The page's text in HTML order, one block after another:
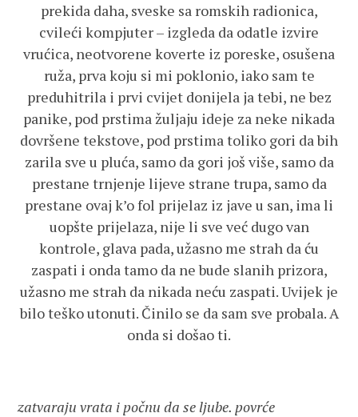
prekida daha, sveske sa romskih radionica,
cvileći kompjuter – izgleda da odatle izvire
vrućica, neotvorene koverte iz poreske, osušena
ruža, prva koju si mi poklonio, iako sam te
preduhitrila i prvi cvijet donijela ja tebi, ne bez
panike, pod prstima žuljaju ideje za neke nikada
dovršene tekstove, pod prstima toliko gori da bih
zarila sve u pluća, samo da gori još više, samo da
prestane trnjenje lijeve strane trupa, samo da
prestane ovaj k’o fol prijelaz iz jave u san, ima li
uopšte prijelaza, nije li sve već dugo van
kontrole, glava pada, užasno me strah da ću
zaspati i onda tamo da ne bude slanih prizora,
užasno me strah da nikada neću zaspati. Uvijek je
bilo teško utonuti. Činilo se da sam sve probala. A
onda si došao ti.
zatvaraju vrata i počnu da se ljube. povrće